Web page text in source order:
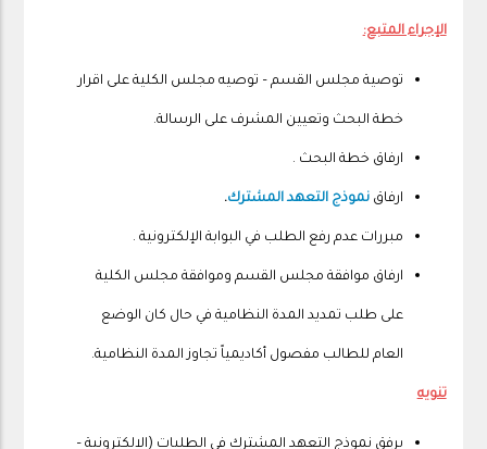
الإجراء المتبع:
توصية مجلس القسم – توصيه مجلس الكلية على اقرار
خطة البحث وتعيين المشرف على الرسالة.
ارفاق خطة البحث .
ارفاق نموذج التعهد المشترك.
مبررات عدم رفع الطلب في البوابة الإلكترونية .
ارفاق موافقة مجلس القسم وموافقة مجلس الكلية
على طلب تمديد المدة النظامية في حال كان الوضع
العام للطالب مفصول أكاديمياً تجاوز المدة النظامية.
تنويه
يرفق نموذج التعهد المشترك في الطلبات (الالكترونية –